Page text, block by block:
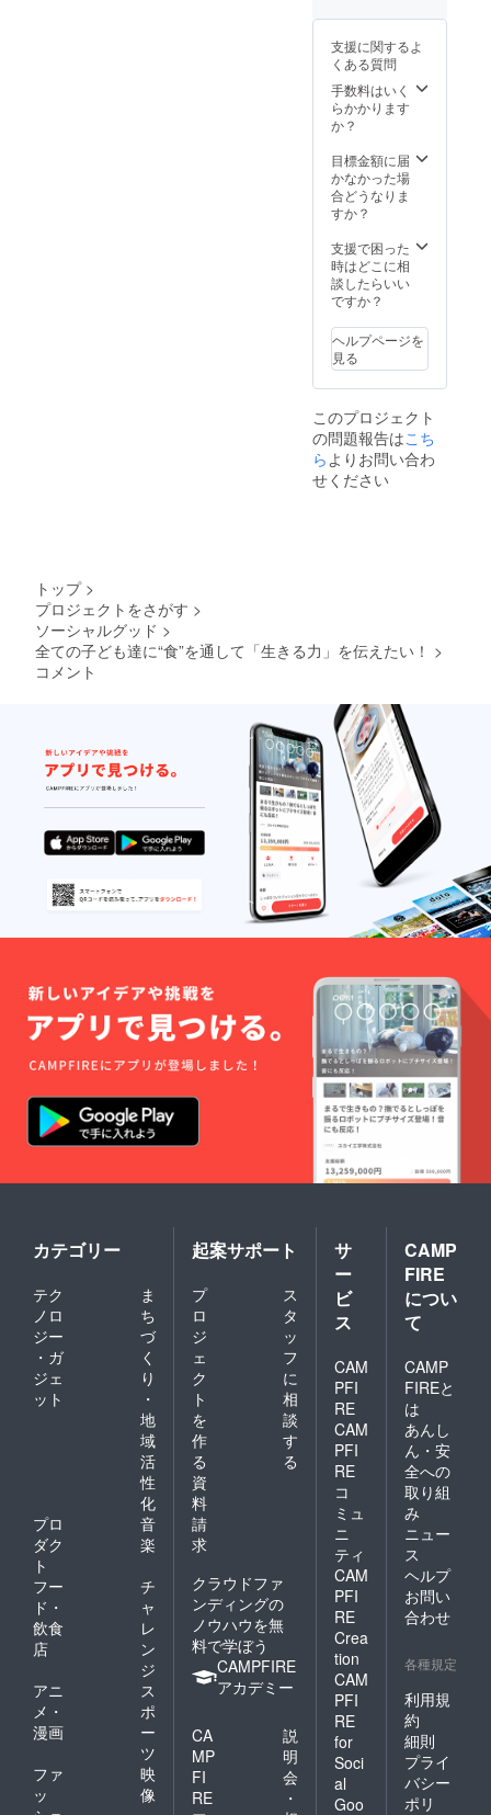
12月ま
で ※ 農
園まで
の交通
費や滞
在中の
でご負
担下さ
い。
ず備考
希望の
お名前
をご記
入くだ
さい。
支援に関するよ
くある質問
手数料はいく
らかかります
か？
目標金額に届
かなかった場
合どうなりま
すか？
支援で困った
時はどこに相
談したらいい
ですか？
ヘルプページを
見る
このプロジェクト
の問題報告はこち
ら よりお問い合わ
せください
トップ >
プロジェクトをさがす >
ソーシャルグッド >
全ての子ども達に“食”を通して「生きる力」を伝えたい！ >
コメント
カテゴリー
テク
ノロ
ジー
・ガ
ジェ
ット
ま
ち
づ
く
り
・
地
域
活
性
化
プロ
ダク
ト
音
楽
フー
ド・
飲食
店
チ
ャ
レ
ン
ジ
アニ
メ・
漫画
ス
ポ
ー
ツ
ファ
ッ
映
像
起案サポート
プ
ロ
ジ
ェ
ク
ト
を
作
る
ス
タ
ッ
フ
に
相
談
す
る
資
料
請
求
クラウドファ
ンディングの
ノウハウを無
料で学ぼう
CAMPFIRE
アカデミー
CA
MP
FI
RE
説
明
会
・
サ
ー
ビ
ス
CAM
PFI
RE
CAM
PFI
RE
コ
ミュ
ニ
ティ
CAM
PFI
RE
Crea
tion
CAM
PFI
RE
for
Soci
al
Goo
CAMP
FIRE
につい
て
CAMP
FIREと
は
あんし
ん・安
全への
取り組
み
ニュー
ス
ヘルプ
お問い
合わせ
各種規定
利用規
約
細則
プライ
バシー
ポリ